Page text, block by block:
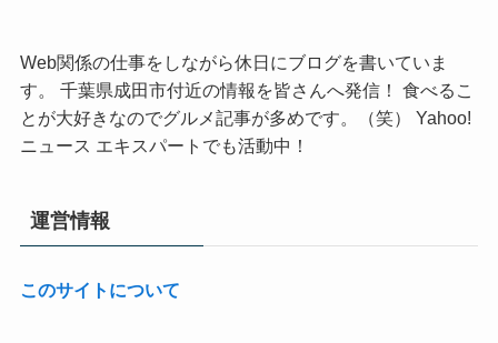
Web関係の仕事をしながら休日にブログを書いていま
す。 千葉県成田市付近の情報を皆さんへ発信！ 食べるこ
とが大好きなのでグルメ記事が多めです。（笑） Yahoo!
ニュース エキスパートでも活動中！
運営情報
このサイトについて